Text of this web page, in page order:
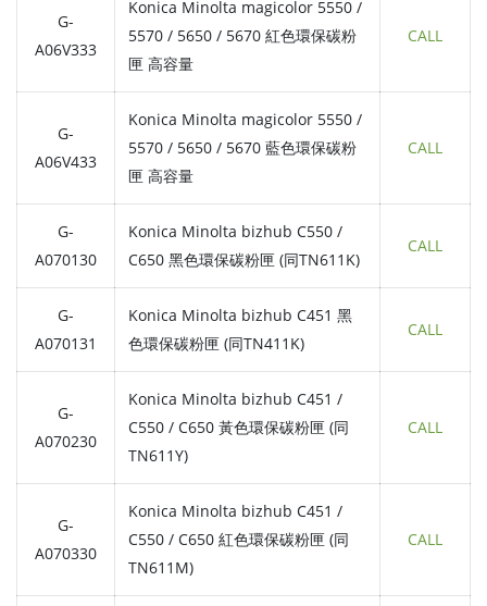
G-
A06V333
Konica Minolta magicolor 5550 /
5570 / 5650 / 5670 紅色環保碳粉
匣 高容量
CALL
G-
A06V433
Konica Minolta magicolor 5550 /
5570 / 5650 / 5670 藍色環保碳粉
匣 高容量
CALL
G-
A070130
Konica Minolta bizhub C550 /
C650 黑色環保碳粉匣 (同TN611K)
CALL
G-
A070131
Konica Minolta bizhub C451 黑
色環保碳粉匣 (同TN411K)
CALL
G-
A070230
Konica Minolta bizhub C451 /
C550 / C650 黃色環保碳粉匣 (同
TN611Y)
CALL
G-
A070330
Konica Minolta bizhub C451 /
C550 / C650 紅色環保碳粉匣 (同
TN611M)
CALL